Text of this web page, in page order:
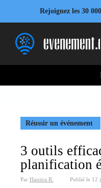
contenu
Rejoignez les 30
Réussir un événement
3 outils
planification
Par Hanitra R. Publié le 12